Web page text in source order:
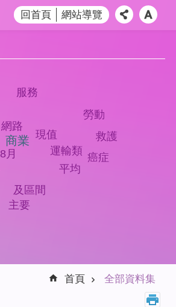
回首頁 網站導覽
商業
網路
現值
運輸類
及區間
平均
主要
癌症
8月
救護
服務
勞動
首頁 全部資料集